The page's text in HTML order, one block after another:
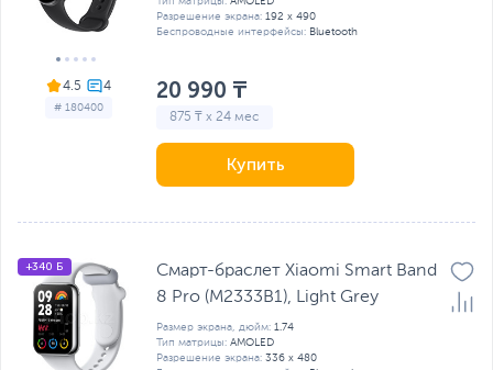
4.5
# 180400
Разрешение экрана: 192 x 490
Беспроводные интерфейсы: Bluetooth
20 990 ₸
875 ₸ x 24 мес
Купить
+340 Б
Смарт-браслет Xiaomi Smart Band
8 Pro (M2333B1), Light Grey
Размер экрана, дюйм: 1.74
Тип матрицы: AMOLED
Разрешение экрана: 336 x 480